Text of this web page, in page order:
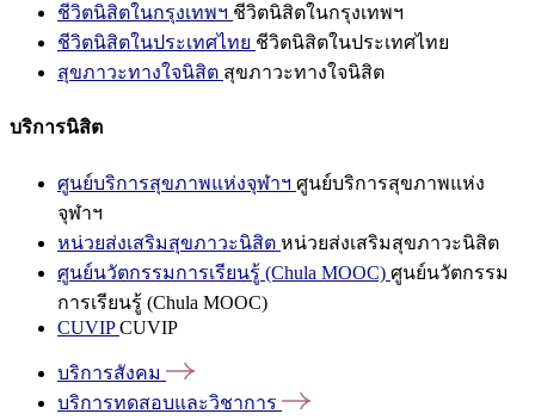
ชีวิตนิสิตในกรุงเทพฯ ชีวิตนิสิตในกรุงเทพฯ
ชีวิตนิสิตในประเทศไทย ชีวิตนิสิตในประเทศไทย
สุขภาวะทางใจนิสิต สุขภาวะทางใจนิสิต
บริการนิสิต
ศูนย์บริการสุขภาพแห่งจุฬาฯ ศูนย์บริการสุขภาพแห่ง
จุฬาฯ
หน่วยส่งเสริมสุขภาวะนิสิต หน่วยส่งเสริมสุขภาวะนิสิต
ศูนย์นวัตกรรมการเรียนรู้ (Chula MOOC) ศูนย์นวัตกรรม
การเรียนรู้ (Chula MOOC)
CUVIPCUVIP
บริการสังคม
บริการทดสอบและวิชาการ